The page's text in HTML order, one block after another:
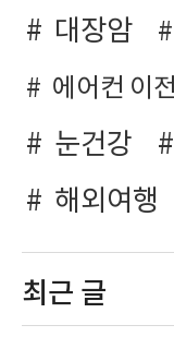
대장암
에어컨 이
눈건강
해외여행
최근 글